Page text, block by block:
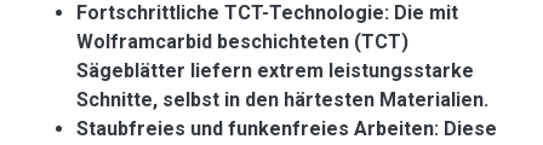
Fortschrittliche TCT-Technologie: Die mit
Wolframcarbid beschichteten (TCT)
Sägeblätter liefern extrem leistungsstarke
Schnitte, selbst in den härtesten Materialien.
Staubfreies und funkenfreies Arbeiten: Diese